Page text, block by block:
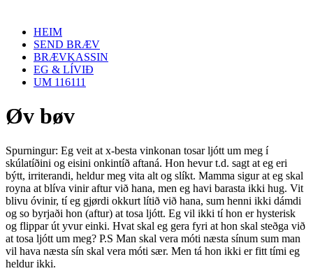
HEIM
SEND BRÆV
BRÆVKASSIN
EG & LÍVIÐ
UM 116111
Øv bøv
Spurningur: Eg veit at x-besta vinkonan tosar ljótt um meg í
skúlatíðini og eisini onkintíð aftaná. Hon hevur t.d. sagt at eg eri
býtt, irriterandi, heldur meg vita alt og slíkt. Mamma sigur at eg skal
royna at blíva vinir aftur við hana, men eg havi barasta ikki hug. Vit
blivu óvinir, tí eg gjørdi okkurt lítið við hana, sum henni ikki dámdi
og so byrjaði hon (aftur) at tosa ljótt. Eg vil ikki tí hon er hysterisk
og flippar út yvur einki. Hvat skal eg gera fyri at hon skal steðga við
at tosa ljótt um meg? P.S Man skal vera móti næsta sínum sum man
vil hava næsta sín skal vera móti sær. Men tá hon ikki er fitt tími eg
heldur ikki.